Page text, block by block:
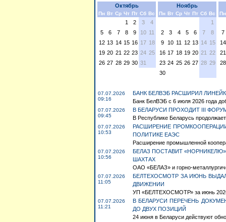
Октябрь
Пн Вт Ср Чт Пт Сб Вс
1 2 3
4
5
6 7 8 9 10 11
12 13 14 15 16 17 18
19 20 21 22 23 24 25
26 27 28 29 30 31
Ноябрь
Пн Вт Ср Чт Пт Сб Вс
1
2
3 4 5 6 7
8
9
10 11 12 13 14 15
16 17 18 19 20 21 22
23 24 25 26 27 28 29
30
Пн
7
14
21
28
07.07.2026
09:16
БАНК БЕЛВЭБ РАСШИРИЛ
Банк БелВЭБ с 6 июля 2026 года
07.07.2026
09:45
В БЕЛАРУСИ ПРОХОДИТ III
В Республике Беларусь
07.07.2026
10:53
РАСШИРЕНИЕ
ПОЛИТИКЕ ЕАЭС
Расширение промышленной
07.07.2026
10:56
БЕЛАЗ ПОСТАВИТ
ШАХТАХ
ОАО «БЕЛАЗ» и горно-
07.07.2026
11:05
БЕЛТЕХОСМОТР ЗА ИЮНЬ
ДВИЖЕНИИ
УП «БЕЛТЕХОСМОТР» за июнь 2026
07.07.2026
11:21
В БЕЛАРУСИ ПЕРЕЧЕНЬ
ДО ДВУХ ПОЗИЦИЙ
24 июня в Беларуси действуют